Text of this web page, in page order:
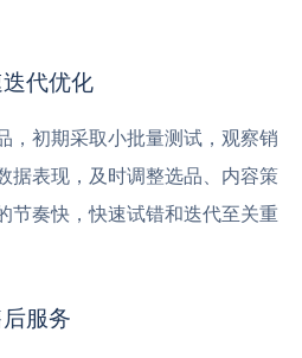
代优化
，初期采取小批量测试，观察销
据表现，及时调整选品、内容策
节奏快，快速试错和迭代至关重
服务